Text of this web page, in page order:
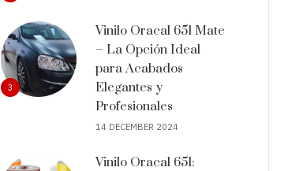
3
Vinilo Oracal 651 Mate
– La Opción Ideal
para Acabados
Elegantes y
Profesionales
14 DECEMBER 2024
Vinilo Oracal 651: